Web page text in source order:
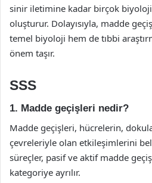
sinir iletimine kadar birçok
oluşturur. Dolayısıyla, madde
temel biyoloji hem de tıbbi
önem taşır.
SSS
1. Madde geçişleri nedir?
Madde geçişleri, hücrelerin,
çevreleriyle olan etkileşimlerini
süreçler, pasif ve aktif madde
kategoriye ayrılır.